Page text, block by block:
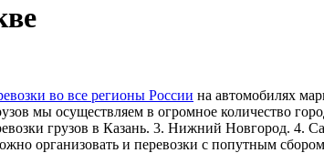
во все регионы России на автомобилях
мы осуществляем в огромное количество
грузов в Казань. 3. Нижний Новгород. 4.
организовать и перевозки с попутным сбором